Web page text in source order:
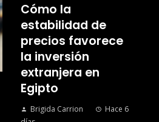
Cómo la
estabilidad de
precios favorece
la inversión
extranjera en
Egipto
Brigida Carrion
Hace 6